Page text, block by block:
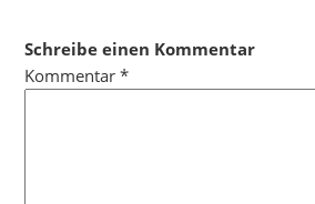
Schreibe einen Kommentar
Kommentar*